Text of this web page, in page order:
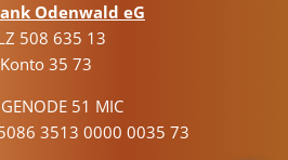
Odenwald eG
508 635 13
Konto 35 73
51 MIC
3513 0000 0035 73